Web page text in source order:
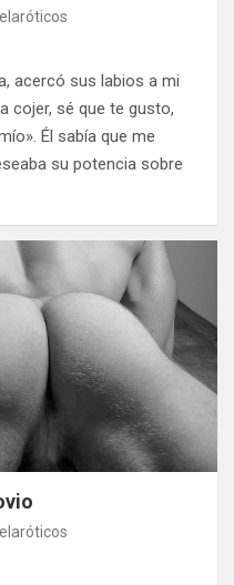
acercó sus labios a mi
cojer, sé que te gusto,
Él sabía que me
su potencia sobre